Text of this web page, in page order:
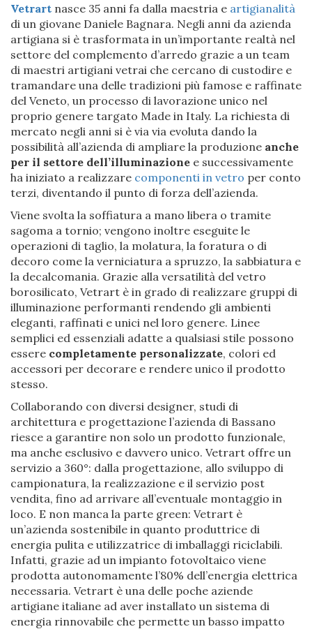
Vetrart nasce 35 anni fa dalla maestria e artigianalità
di un giovane Daniele Bagnara. Negli anni da azienda
artigiana si è trasformata in un’importante realtà nel
settore del complemento d’arredo grazie a un team
di maestri artigiani vetrai che cercano di custodire e
tramandare una delle tradizioni più famose e raffinate
del Veneto, un processo di lavorazione unico nel
proprio genere targato Made in Italy. La richiesta di
mercato negli anni si è via via evoluta dando la
possibilità all’azienda di ampliare la produzione anche
per il settore dell’illuminazione e successivamente
ha iniziato a realizzare componenti in vetro per conto
terzi, diventando il punto di forza dell’azienda.
Viene svolta la soffiatura a mano libera o tramite
sagoma a tornio; vengono inoltre eseguite le
operazioni di taglio, la molatura, la foratura o di
decoro come la verniciatura a spruzzo, la sabbiatura e
la decalcomania. Grazie alla versatilità del vetro
borosilicato, Vetrart è in grado di realizzare gruppi di
illuminazione performanti rendendo gli ambienti
eleganti, raffinati e unici nel loro genere. Linee
semplici ed essenziali adatte a qualsiasi stile possono
essere completamente personalizzate, colori ed
accessori per decorare e rendere unico il prodotto
stesso.
Collaborando con diversi designer, studi di
architettura e progettazione l’azienda di Bassano
riesce a garantire non solo un prodotto funzionale,
ma anche esclusivo e davvero unico. Vetrart offre un
servizio a 360°: dalla progettazione, allo sviluppo di
campionatura, la realizzazione e il servizio post
vendita, fino ad arrivare all’eventuale montaggio in
loco. E non manca la parte green: Vetrart è
un’azienda sostenibile in quanto produttrice di
energia pulita e utilizzatrice di imballaggi riciclabili.
Infatti, grazie ad un impianto fotovoltaico viene
prodotta autonomamente l’80% dell’energia elettrica
necessaria. Vetrart è una delle poche aziende
artigiane italiane ad aver installato un sistema di
energia rinnovabile che permette un basso impatto